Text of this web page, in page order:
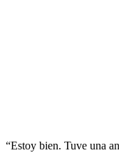
“Estoy bien. Tuve una